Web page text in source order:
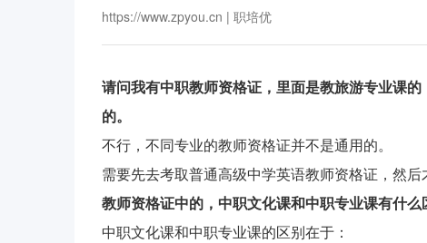
https://www.zpyou.cn | 职培优
请问我有中职教师资格证，里面是教旅游专业课
的。
不行，不同专业的教师资格证并不是通用的。
需要先去考取普通高级中学英语教师资格证，然
教师资格证中的，中职文化课和中职专业课有什么
中职文化课和中职专业课的区别在于：